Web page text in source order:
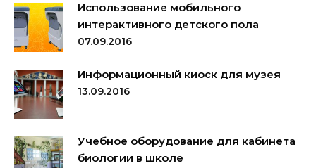
Использование мобильного
интерактивного детского пола
07.09.2016
Информационный киоск для музея
13.09.2016
Учебное оборудование для кабинета
биологии в школе